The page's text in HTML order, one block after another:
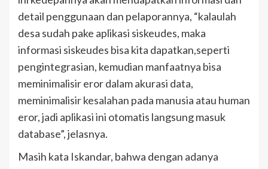
detail penggunaan dan pelaporannya, “kalaulah
desa sudah pake aplikasi siskeudes, maka
informasi siskeudes bisa kita dapatkan,seperti
pengintegrasian, kemudian manfaatnya bisa
meminimalisir eror dalam akurasi data,
meminimalisir kesalahan pada manusia atau human
eror, jadi aplikasi ini otomatis langsung masuk
database”, jelasnya.
Masih kata Iskandar, bahwa dengan adanya